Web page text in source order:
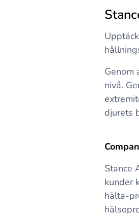
Genom
nivå.
djurets
Stance
kunder
hälta-